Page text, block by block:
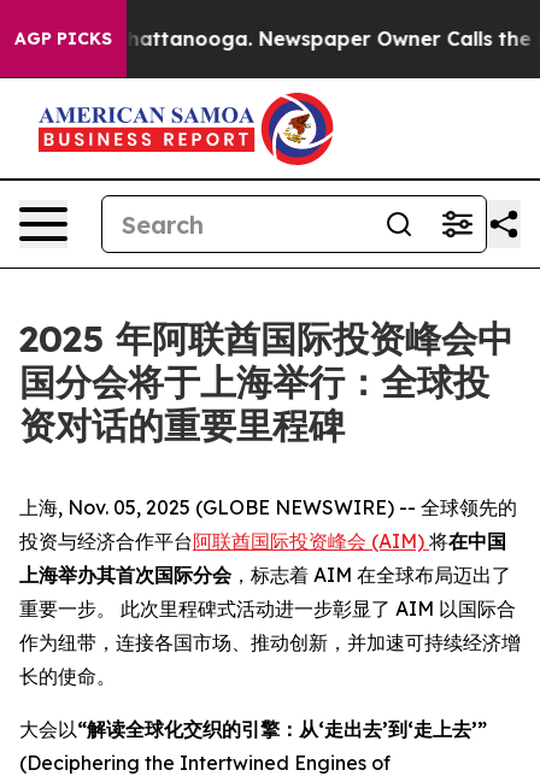
AGP PICKS
in Chattanooga. Newspaper Owner Calls the
2025 年阿联酋国际投资峰会中
国分会将于上海举行：全球投
资对话的重要里程碑
上海, Nov. 05, 2025 (GLOBE NEWSWIRE) -- 全球领先的
投资与经济合作平台阿联酋国际投资峰会 (AIM) 将在中国
上海举办其首次国际分会，标志着 AIM 在全球布局迈出了
重要一步。 此次里程碑式活动进一步彰显了 AIM 以国际合
作为纽带，连接各国市场、推动创新，并加速可持续经济增
长的使命。
大会以“解读全球化交织的引擎：从‘走出去’到‘走上去’”
(Deciphering the Intertwined Engines of